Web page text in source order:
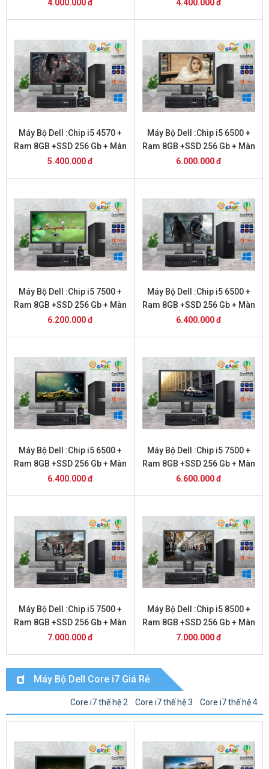
4.000.000 đ 4.400.000 đ
Máy Bộ Dell :Chip i5 4570 +
Ram 8GB +SSD 256 Gb + Màn
hình 22 inch
5.400.000 đ
Máy Bộ Dell :Chip i5 6500 +
Ram 8GB +SSD 256 Gb + Màn
hình 20 inch
6.000.000 đ
Máy Bộ Dell :Chip i5 7500 +
Ram 8GB +SSD 256 Gb + Màn
hình 20 inch
6.200.000 đ
Máy Bộ Dell :Chip i5 6500 +
Ram 8GB +SSD 256 Gb + Màn
hình 24 inch
6.400.000 đ
Máy Bộ Dell :Chip i5 6500 +
Ram 8GB +SSD 256 Gb + Màn
hình 22 inch
6.400.000 đ
Máy Bộ Dell :Chip i5 7500 +
Ram 8GB +SSD 256 Gb + Màn
hình 22 inch
6.600.000 đ
Máy Bộ Dell :Chip i5 7500 +
Ram 8GB +SSD 256 Gb + Màn
hình 24 inch
7.000.000 đ
Máy Bộ Dell :Chip i5 8500 +
Ram 8GB +SSD 256 Gb + Màn
hình 20 inch
7.000.000 đ
Máy Bộ Dell Core i7 Giá Rẻ
Core i7 thế hệ 2 Core i7 thế hệ 3 Core i7 thế hệ 4